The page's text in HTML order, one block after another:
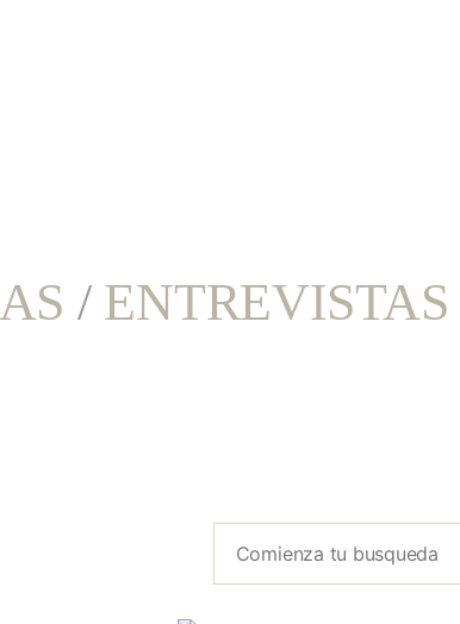
/ ENTREVISTAS